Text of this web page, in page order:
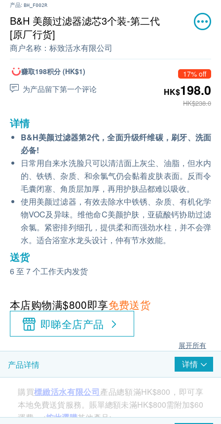
产品: BH_F002R
B&H 美颜过滤器滤芯3个装-第二代
[原厂行货]
商户名称： 标致活水有限公司
赚取198积分 (HK$1)
为产品留下第一个评论
17% off
HK$198.0
HK$238.0
详情
B&H美颜过滤器第2代，全面升级纤维碳，刷牙、洗面
必备!
日常用自来水洗脸只可以清洁面上灰尘、油脂，但水内
的、铁锈、杂质、和余氯气仍会黏着皮肤表面。反而令
毛囊闭塞、角质层加厚，再用护肤品都难以吸收。
使用美颜过滤器，有效去除水中铁锈、杂质、有机化学
物VOC及异味。维他命C美颜护肤，亚硫酸钙协助过滤
余氯。紧密排列细孔，提供柔和而强劲水柱，并不会弹
水。适合浴室水龙头设计，仲有节水效能。
送货
6 至 7 个工作天内发货
本店购物满$800即享免费送货
即睇全店产品
展开所有
产品详情 详情
購買標緻活水有限公司產品總額滿HK$800，即可享
本地免費送貨服務。賬單總額未滿HK$800需附加$60
運費。<按此選購其他產品>